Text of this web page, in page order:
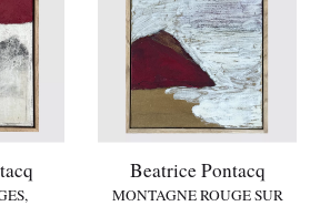
Beatrice Pontacq
MONTAGNE ROUGE SUR